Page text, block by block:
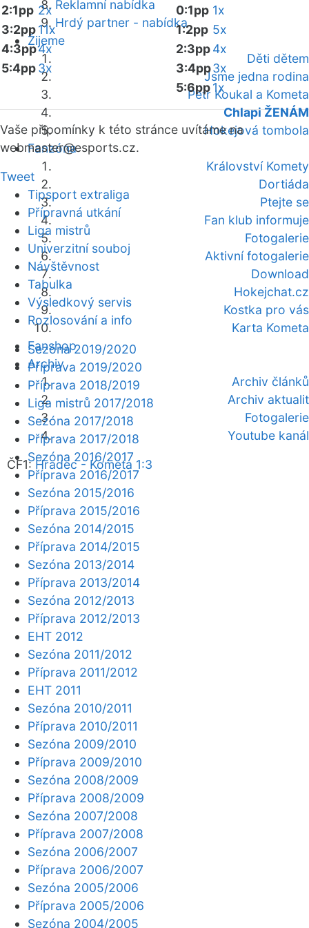
Reklamní nabídka
Hrdý partner - nabídka
Žijeme
Děti dětem
Jsme jedna rodina
Petr Koukal a Kometa
Chlapi ŽENÁM
Hokejová tombola
Fanzóna
Království Komety
Dortiáda
Ptejte se
Fan klub informuje
Fotogalerie
Aktivní fotogalerie
Download
Hokejchat.cz
Kostka pro vás
Karta Kometa
Fanshop
Archiv
Archiv článků
Archiv aktualit
Fotogalerie
Youtube kanál
ČF1:Hradec - Kometa 1:3
2:1pp 2x
3:2pp11x
4:3pp4x
5:4pp3x
0:1pp 1x
1:2pp 5x
2:3pp4x
3:4pp3x
5:6pp1x
Vaše připomínky k této stránce uvítáme na
webmaster@esports.cz.
Tweet
Tipsport extraliga
Přípravná utkání
Liga mistrů
Univerzitní souboj
Návštěvnost
Tabulka
Výsledkový servis
Rozlosování a info
Sezóna 2019/2020
Příprava 2019/2020
Příprava 2018/2019
Liga mistrů 2017/2018
Sezóna 2017/2018
Příprava 2017/2018
Sezóna 2016/2017
Příprava 2016/2017
Sezóna 2015/2016
Příprava 2015/2016
Sezóna 2014/2015
Příprava 2014/2015
Sezóna 2013/2014
Příprava 2013/2014
Sezóna 2012/2013
Příprava 2012/2013
EHT 2012
Sezóna 2011/2012
Příprava 2011/2012
EHT 2011
Sezóna 2010/2011
Příprava 2010/2011
Sezóna 2009/2010
Příprava 2009/2010
Sezóna 2008/2009
Příprava 2008/2009
Sezóna 2007/2008
Příprava 2007/2008
Sezóna 2006/2007
Příprava 2006/2007
Sezóna 2005/2006
Příprava 2005/2006
Sezóna 2004/2005